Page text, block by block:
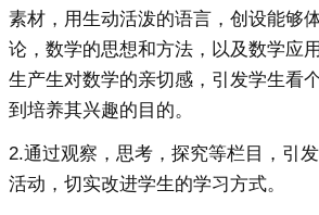
素材，用生动活泼的语言，创设能够
论，数学的思想和方法，以及数学应
生产生对数学的亲切感，引发学生看
到培养其兴趣的目的。
2.通过观察，思考，探究等栏目，引
活动，切实改进学生的学习方式。